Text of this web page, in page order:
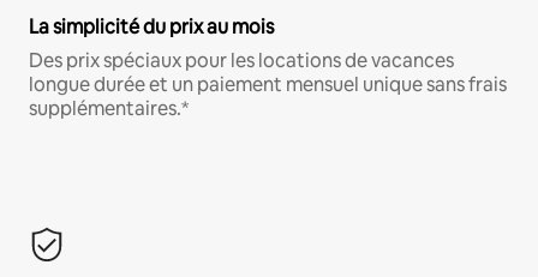
La simplicité du prix au mois
Des prix spéciaux pour les locations de vacances
longue durée et un paiement mensuel unique sans frais
supplémentaires.*